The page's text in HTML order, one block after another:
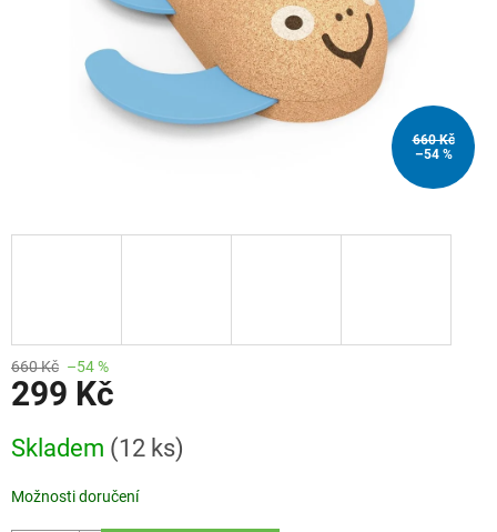
660 Kč
–54 %
660 Kč –54 %
299 Kč
cena:
Skladem (12 ks)
Možnosti doručení